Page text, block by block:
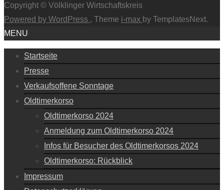
Copyright © Völklinger Wirtschaftskreis
Powered by WordPress , Theme i-max by TemplatesNext.
MENU
Startseite
Presse
Verkaufsoffene Sonntage
Oldtimerkorso
Oldtimerkorso 2024
Anmeldung zum Oldtimerkorso 2024
Infos für Besucher des Oldtimerkorsos 2024
Oldtimerkorso: Rückblick
Impressum